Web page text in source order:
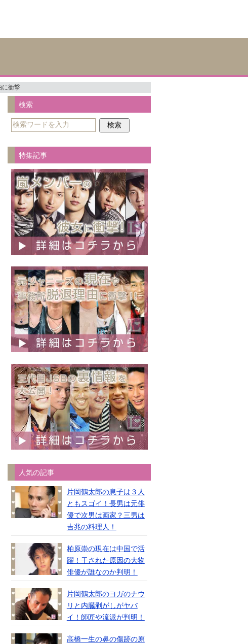
に衝撃
検索
特集記事
人気の記事
片岡鶴太郎の息子は３人
ともスゴイ！長男は元俳
優で次男は画家？三男は
吉兆の料理人！
柏原崇の現在は中国で活
躍！干された原因の大物
俳優が誰なのか判明！
片岡鶴太郎のヨガのナウ
リと内臓剥がしがヤバ
イ！師匠や流派が判明！
高橋一生の鼻の傷跡の原